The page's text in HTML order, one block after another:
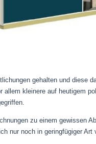
gehalten und diese
allem kleinere auf heutigem
zu einem gewissen
nur noch in geringfügiger Art